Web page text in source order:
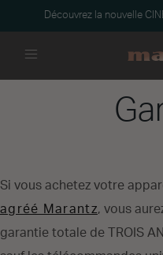
Découvrez la nouvelle
Si vous achetez votre
agréé Marantz, vous
garantie totale de TROIS